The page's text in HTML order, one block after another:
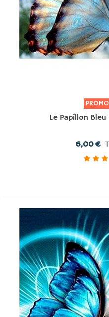
PROMO
Le Papillon
6,00 €